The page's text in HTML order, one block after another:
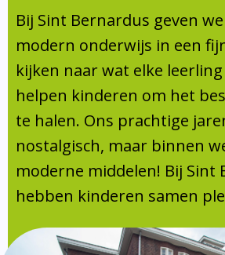
Onderwijs
Leerlingenraad
Leerlingenzorg
Doorstroomtoets
Jeugdprofessional op
Centrum Jeugd en Gezin
Schoollogopedie
Schooltijden
Absentie
Vakanties
Aanmelden
Schoolgids
Ouders
Ouderraad (OR)
Formulieren
Klachtenregeling
Contact
Bij Sint Bernardus geven
modern onderwijs in een
kijken naar wat elke
helpen kinderen om het
te halen. Ons prachtige
nostalgisch, maar binnen
moderne middelen! Bij Sint
hebben kinderen samen